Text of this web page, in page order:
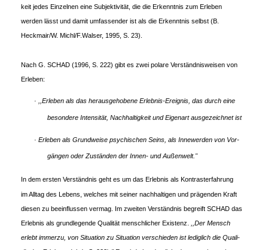
keit jedes Einzelnen eine Subjektivität, die die Erkenntnis zum Erleben
werden lässt und damit umfassender ist als die Erkenntnis selbst (B.
Heckmair/W. Michl/F.Walser, 1995, S. 23).
Nach G. SCHAD (1996, S. 222) gibt es zwei polare Verständnisweisen von
Erleben:
· ,,Erleben als das herausgehobene Erlebnis-Ereignis, das durch eine
besondere Intensität, Nachhaltigkeit und Eigenart ausgezeichnet ist
· Erleben als Grundweise psychischen Seins, als Innewerden von Vor-
gängen oder Zuständen der Innen- und Außenwelt."
In dem ersten Verständnis geht es um das Erlebnis als Kontrasterfahrung
im Alltag des Lebens, welches mit seiner nachhaltigen und prägenden Kraft
diesen zu beeinflussen vermag. Im zweiten Verständnis begreift SCHAD das
Erlebnis als grundlegende Qualität menschlicher Existenz. ,,Der Mensch
erlebt immerzu, von Situation zu Situation verschieden ist lediglich die Quali-